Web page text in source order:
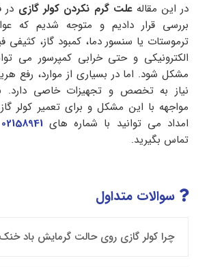
در این مقاله علت گرم نکردن کولر گازی در
بررسی قرار دادیم و متوجه شدیم که
ترموستات یا سنسور دما، کمبود گاز، کثیفی
الکترونیکی و حتی خرابی کمپرسور می
مشکل شود. اما در بسیاری از موارد، رفع
نیاز به تخصص و تجهیزات خاصی دارد.
مواجهه با این مشکل و برای تعمیر کولر
امداد می توانید با شماره های 02158941
تماس بگیرید.
سوالات متداول
چرا کولر گازی روی حالت گرمایش باد